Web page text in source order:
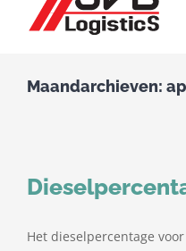
Maandarchieven:
Het dieselpercentage